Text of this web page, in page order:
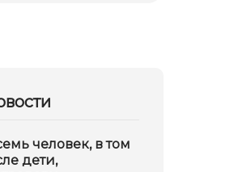
человек, в том
дети,